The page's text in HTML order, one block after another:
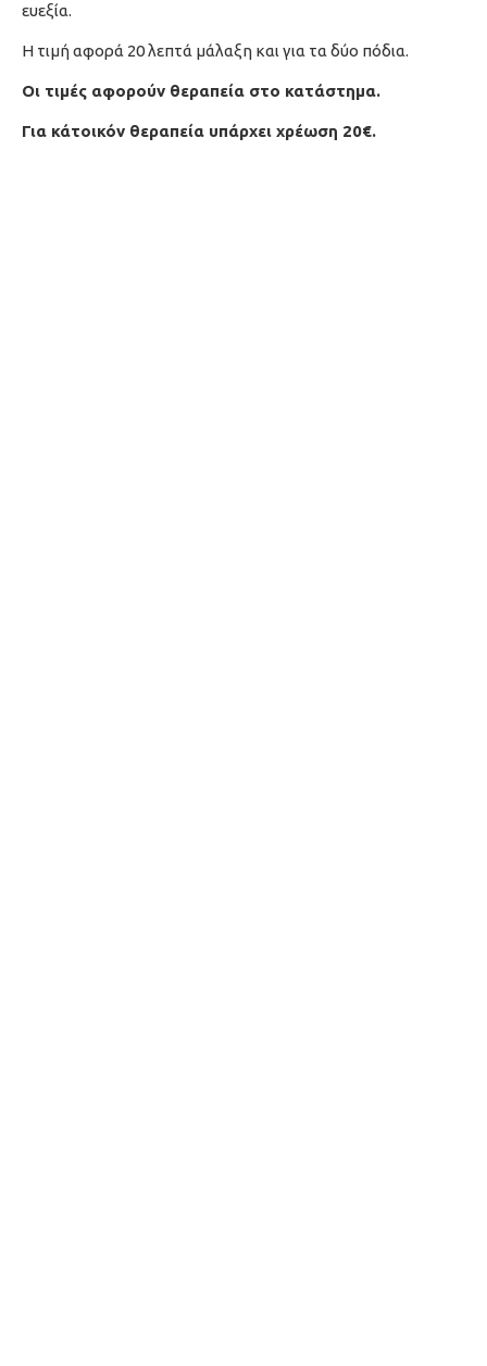
ευεξία.
Η τιμή αφορά 20 λεπτά μάλαξη και για τα δύο πόδια.
Oι τιμές αφορούν θεραπεία στο κατάστημα.
Για κάτοικόν θεραπεία υπάρχει χρέωση 20€.